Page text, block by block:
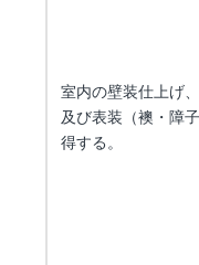
室内の壁装仕上げ
及び表装（襖・障
得する。